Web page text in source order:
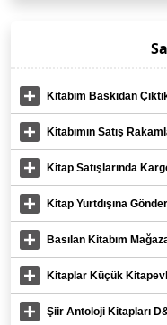
Kitabım Baskıdan
Kitabımın Satış
Kitap Satışlarında
Kitap Yurtdışına
Ödenir?
Basılan Kitabım
Kitaplar Küçük
Şiir Antoloji Kitapları